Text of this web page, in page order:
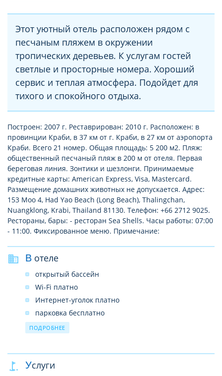
Этот уютный отель расположен рядом с
песчаным пляжем в окружении
тропических деревьев. К услугам гостей
светлые и просторные номера. Хороший
сервис и теплая атмосфера. Подойдет для
тихого и спокойного отдыха.
Построен: 2007 г. Реставрирован: 2010 г. Расположен: в
провинции Краби, в 37 км от г. Краби, в 27 км от аэропорта
Краби. Всего 21 номер. Общая площадь: 5 200 м2. Пляж:
общественный песчаный пляж в 200 м от отеля. Первая
береговая линия. Зонтики и шезлонги. Принимаемые
кредитные карты: American Express, Visa, Mastercard.
Размещение домашних животных не допускается. Адрес:
153 Moo 4, Had Yao Beach (Long Beach), Thalingchan,
Nuangklong, Krabi, Thailand 81130. Телефон: +66 2712 9025.
Рестораны, бары: - ресторан Sea Shells. Часы работы: 07:00
- 11:00. Фиксированное меню. Примечание:
В отеле
открытый бассейн
Wi-Fi платно
Интернет-уголок платно
парковка бесплатно
ресторан
прачечная платно
прокат автомобилей платно
ПОДРОБНЕЕ
Услуги